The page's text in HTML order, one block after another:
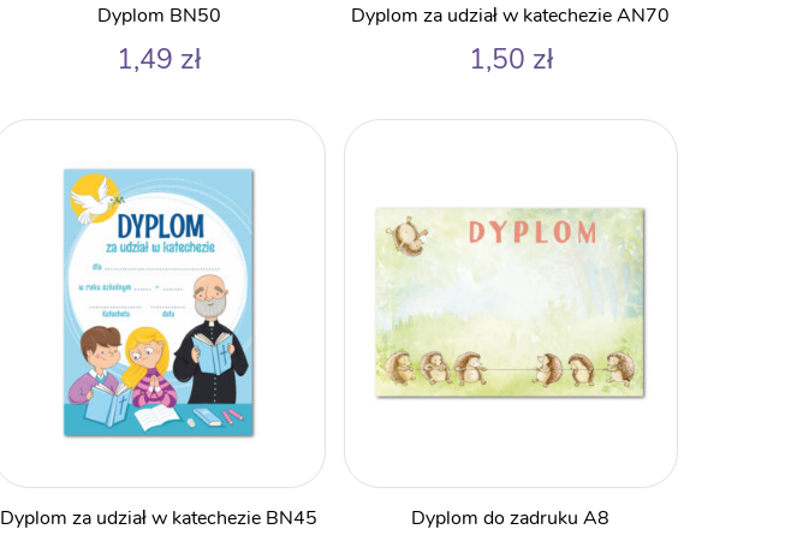
Dyplom BN50
1,49 zł
Dyplom za udział w katechezie AN70
1,50 zł
Dyplom za udział w katechezie BN45 Dyplom do zadruku A8